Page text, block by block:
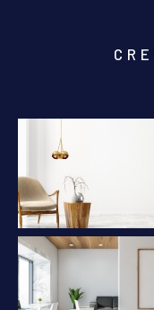
PARKING